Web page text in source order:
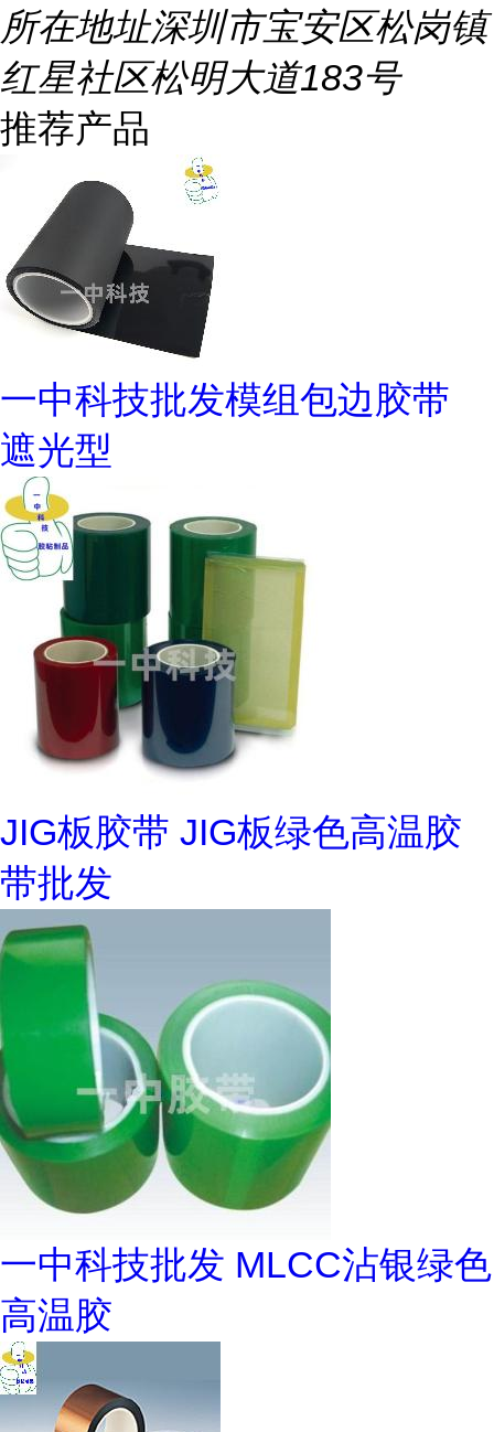
所在地址深圳市宝安区松岗镇
红星社区松明大道183号
推荐产品
一中科技批发模组包边胶带
遮光型
JIG板胶带 JIG板绿色高温胶
带批发
一中科技批发 MLCC沾银绿色
高温胶